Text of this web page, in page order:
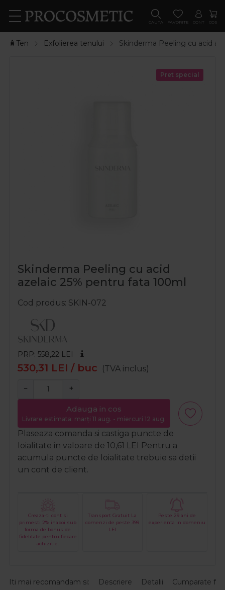
CAUTA FAVORITE CONT COS
🧴Ten Exfolierea tenului Skinderma Peeling cu acid
Pret special
Skinderma Peeling cu acid
azelaic 25% pentru fata 100ml
Cod produs SKIN-072
PRP: 558,22 LEI
530,31 LEI / buc (TVA inclus)
− +
Adauga in cos
Livrare estimata: marți 11 aug. - miercuri 12 aug.
Plaseaza comanda si castiga puncte de
loialitate in valoare de 10,61 LEI Pentru a
acumula puncte de loialitate trebuie sa detii
un cont de client.
Creaza-ti cont si
primesti 2% inapoi sub
forma de bonus de
fidelitate pentru fiecare
achizitie.
Transport Gratuit La
comenzi de peste 399
LEI
Peste 29 ani de
experienta in domeniu
Iti mai recomandam si: Descriere Detalii Cumparate